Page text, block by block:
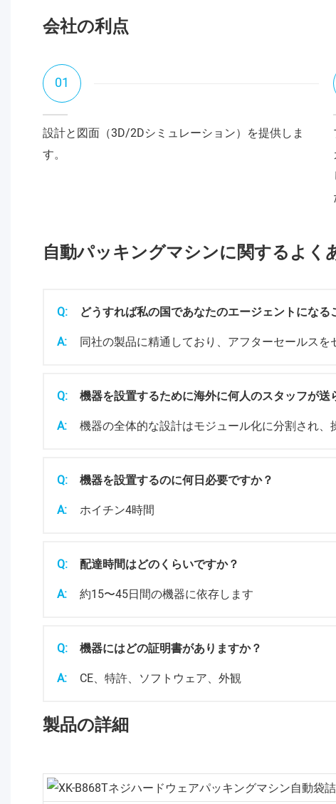
会社の利点
01
設計と図面（3D/2Dシミュレーション）を提供しま
す。
自動パッキングマシンに関するよく
Q:
どうすれば私の国であなたのエージェントになる
A:
同社の製品に精通しており、アフターセールスを
Q:
機器を設置するために海外に何人のスタッフが送
A:
機器の全体的な設計はモジュール化に分割され、
Q:
機器を設置するのに何日必要ですか？
A:
ホイチン4時間
Q:
配達時間はどのくらいですか？
A:
約15〜45日間の機器に依存します
Q:
機器にはどの証明書がありますか？
A:
CE、特許、ソフトウェア、外観
製品の詳細